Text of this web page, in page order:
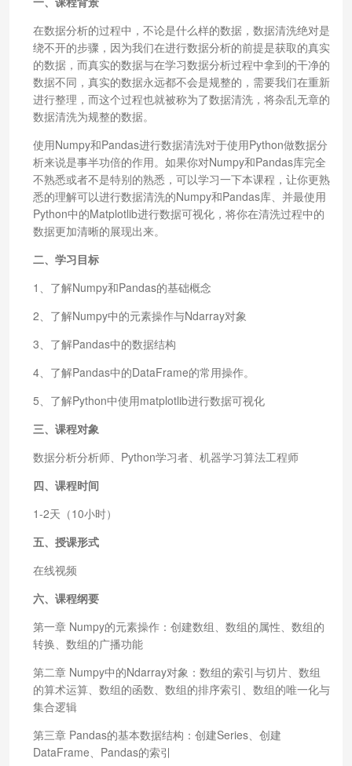
在数据分析的过程中，不论是什么样的数据，数据清洗绝对是
绕不开的步骤，因为我们在进行数据分析的前提是获取的真实
的数据，而真实的数据与在学习数据分析过程中拿到的干净的
数据不同，真实的数据永远都不会是规整的，需要我们在重新
进行整理，而这个过程也就被称为了数据清洗，将杂乱无章的
数据清洗为规整的数据。
使用Numpy和Pandas进行数据清洗对于使用Python做数据分
析来说是事半功倍的作用。如果你对Numpy和Pandas库完全
不熟悉或者不是特别的熟悉，可以学习一下本课程，让你更熟
悉的理解可以进行数据清洗的Numpy和Pandas库、并最使用
Python中的Matplotlib进行数据可视化，将你在清洗过程中的
数据更加清晰的展现出来。
二、学习目标
1、了解Numpy和Pandas的基础概念
2、了解Numpy中的元素操作与Ndarray对象
3、了解Pandas中的数据结构
4、了解Pandas中的DataFrame的常用操作。
5、了解Python中使用matplotlib进行数据可视化
三、课程对象
数据分析分析师、Python学习者、机器学习算法工程师
四、课程时间
1-2天（10小时）
五、授课形式
在线视频
六、课程纲要
第一章 Numpy的元素操作：创建数组、数组的属性、数组的
转换、数组的广播功能
第二章 Numpy中的Ndarray对象：数组的索引与切片、数组
的算术运算、数组的函数、数组的排序索引、数组的唯一化与
集合逻辑
第三章 Pandas的基本数据结构：创建Series、创建
DataFrame、Pandas的索引